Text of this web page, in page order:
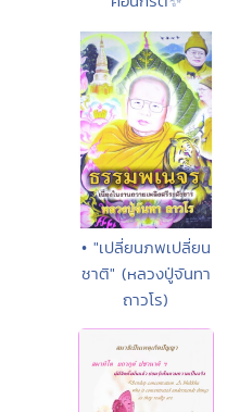
• "เปลี่ยนภพเปลี่ยน
ชาติ" (หลวงปู่จันทา
ถาวโร)